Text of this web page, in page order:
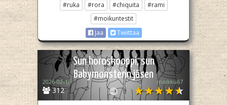
#ruka
#rora #chiquita
#rami
#moikuntestit
Jaa
Twiittaa
Sun horoskooppi, sun
Babymonsterin jäsen
312
2026-02-16 moikku67